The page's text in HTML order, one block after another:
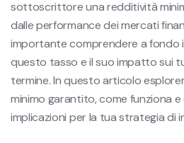
sottoscrittore una redditività
dalle performance dei mercati
importante comprendere a fondo
questo tasso e il suo impatto sui
termine. In questo articolo
minimo garantito, come funziona e
implicazioni per la tua strategia di